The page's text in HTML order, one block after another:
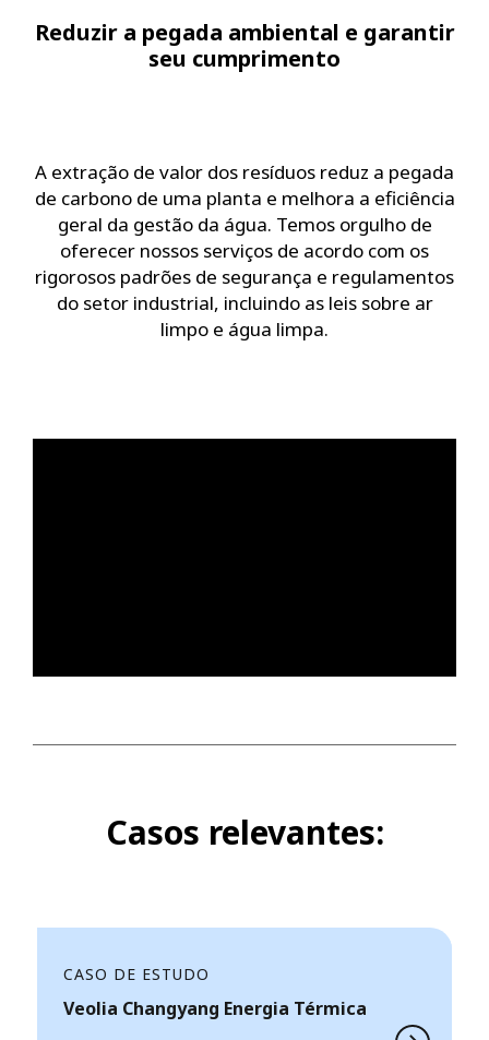
Reduzir a pegada ambiental e garantir
seu cumprimento
A extração de valor dos resíduos reduz a pegada
de carbono de uma planta e melhora a eficiência
geral da gestão da água. Temos orgulho de
oferecer nossos serviços de acordo com os
rigorosos padrões de segurança e regulamentos
do setor industrial, incluindo as leis sobre ar
limpo e água limpa.
Casos relevantes:
CASO DE ESTUDO
Veolia Changyang Energia Térmica